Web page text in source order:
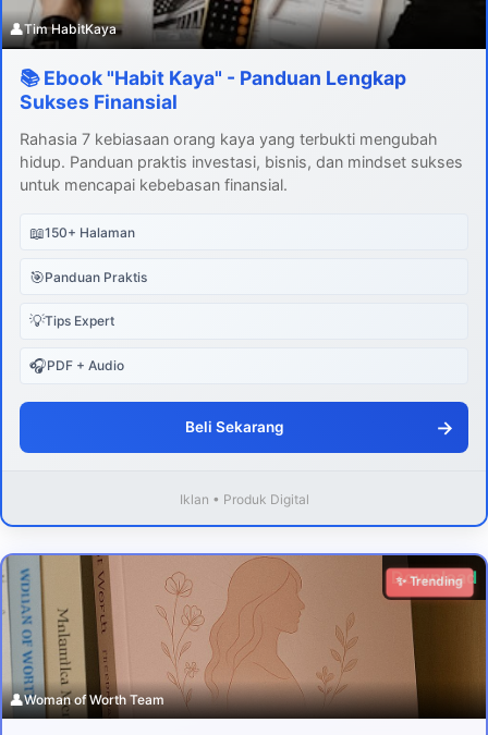
👤Tim HabitKaya
📚 Ebook "Habit Kaya" - Panduan Lengkap
Sukses Finansial
Rahasia 7 kebiasaan orang kaya yang terbukti mengubah
hidup. Panduan praktis investasi, bisnis, dan mindset sukses
untuk mencapai kebebasan finansial.
📖150+ Halaman
🎯Panduan Praktis
💡Tips Expert
🎧PDF + Audio
Beli Sekarang →
Iklan • Produk Digital
Download
✨ Trending
👤Woman of Worth Team